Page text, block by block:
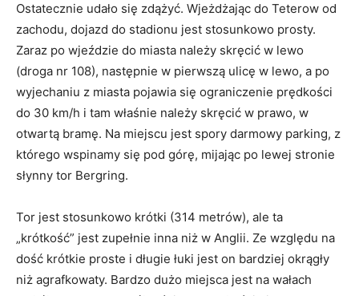
Ostatecznie udało się zdążyć. Wjeżdżając do Teterow od
zachodu, dojazd do stadionu jest stosunkowo prosty.
Zaraz po wjeździe do miasta należy skręcić w lewo
(droga nr 108), następnie w pierwszą ulicę w lewo, a po
wyjechaniu z miasta pojawia się ograniczenie prędkości
do 30 km/h i tam właśnie należy skręcić w prawo, w
otwartą bramę. Na miejscu jest spory darmowy parking, z
którego wspinamy się pod górę, mijając po lewej stronie
słynny tor Bergring.
Tor jest stosunkowo krótki (314 metrów), ale ta
„krótkość” jest zupełnie inna niż w Anglii. Ze względu na
dość krótkie proste i długie łuki jest on bardziej okrągły
niż agrafkowaty. Bardzo dużo miejsca jest na wałach